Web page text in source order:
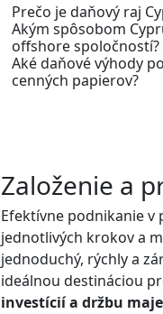
Prečo je daňový raj
Akým spôsobom
offshore spoločností?
Aké daňové výhody
cenných papierov?
Založenie a
Efektívne podnikanie
jednotlivých krokov a
jednoduchý, rýchly a
ideálnou destináciou
investícií a držbu